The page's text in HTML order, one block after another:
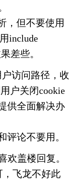
，但不要使用
include
差些。
访问路径，收
户关闭cookie
供全面解决办
评论不要用。
欢盖楼回复。
，飞龙不好此